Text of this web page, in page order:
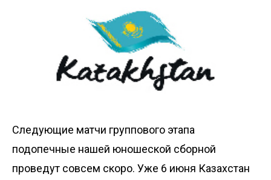
Следующие матчи группового этапа
подопечные нашей юношеской сборной
проведут совсем скоро. Уже 6 июня Казахстан